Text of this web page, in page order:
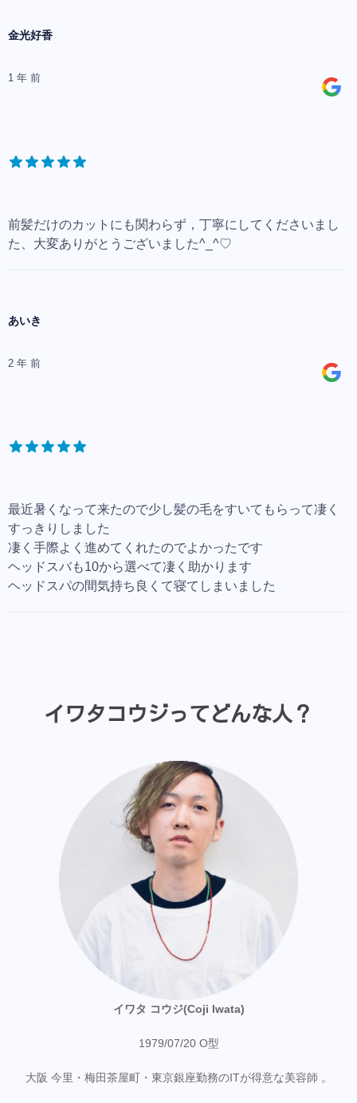
金光好香
1 年 前
前髪だけのカットにも関わらず，丁寧にしてくださいまし
た、大変ありがとうございました^_^♡
あいき
2 年 前
最近暑くなって来たので少し髪の毛をすいてもらって凄く
すっきりしました
凄く手際よく進めてくれたのでよかったです
ヘッドスバも10から選べて凄く助かります
ヘッドスパの間気持ち良くて寝てしまいました
イワタコウジってどんな人？
イワタ コウジ(Coji Iwata)
1979/07/20 O型
大阪 今里・梅田茶屋町・東京銀座勤務のITが得意な美容師 。